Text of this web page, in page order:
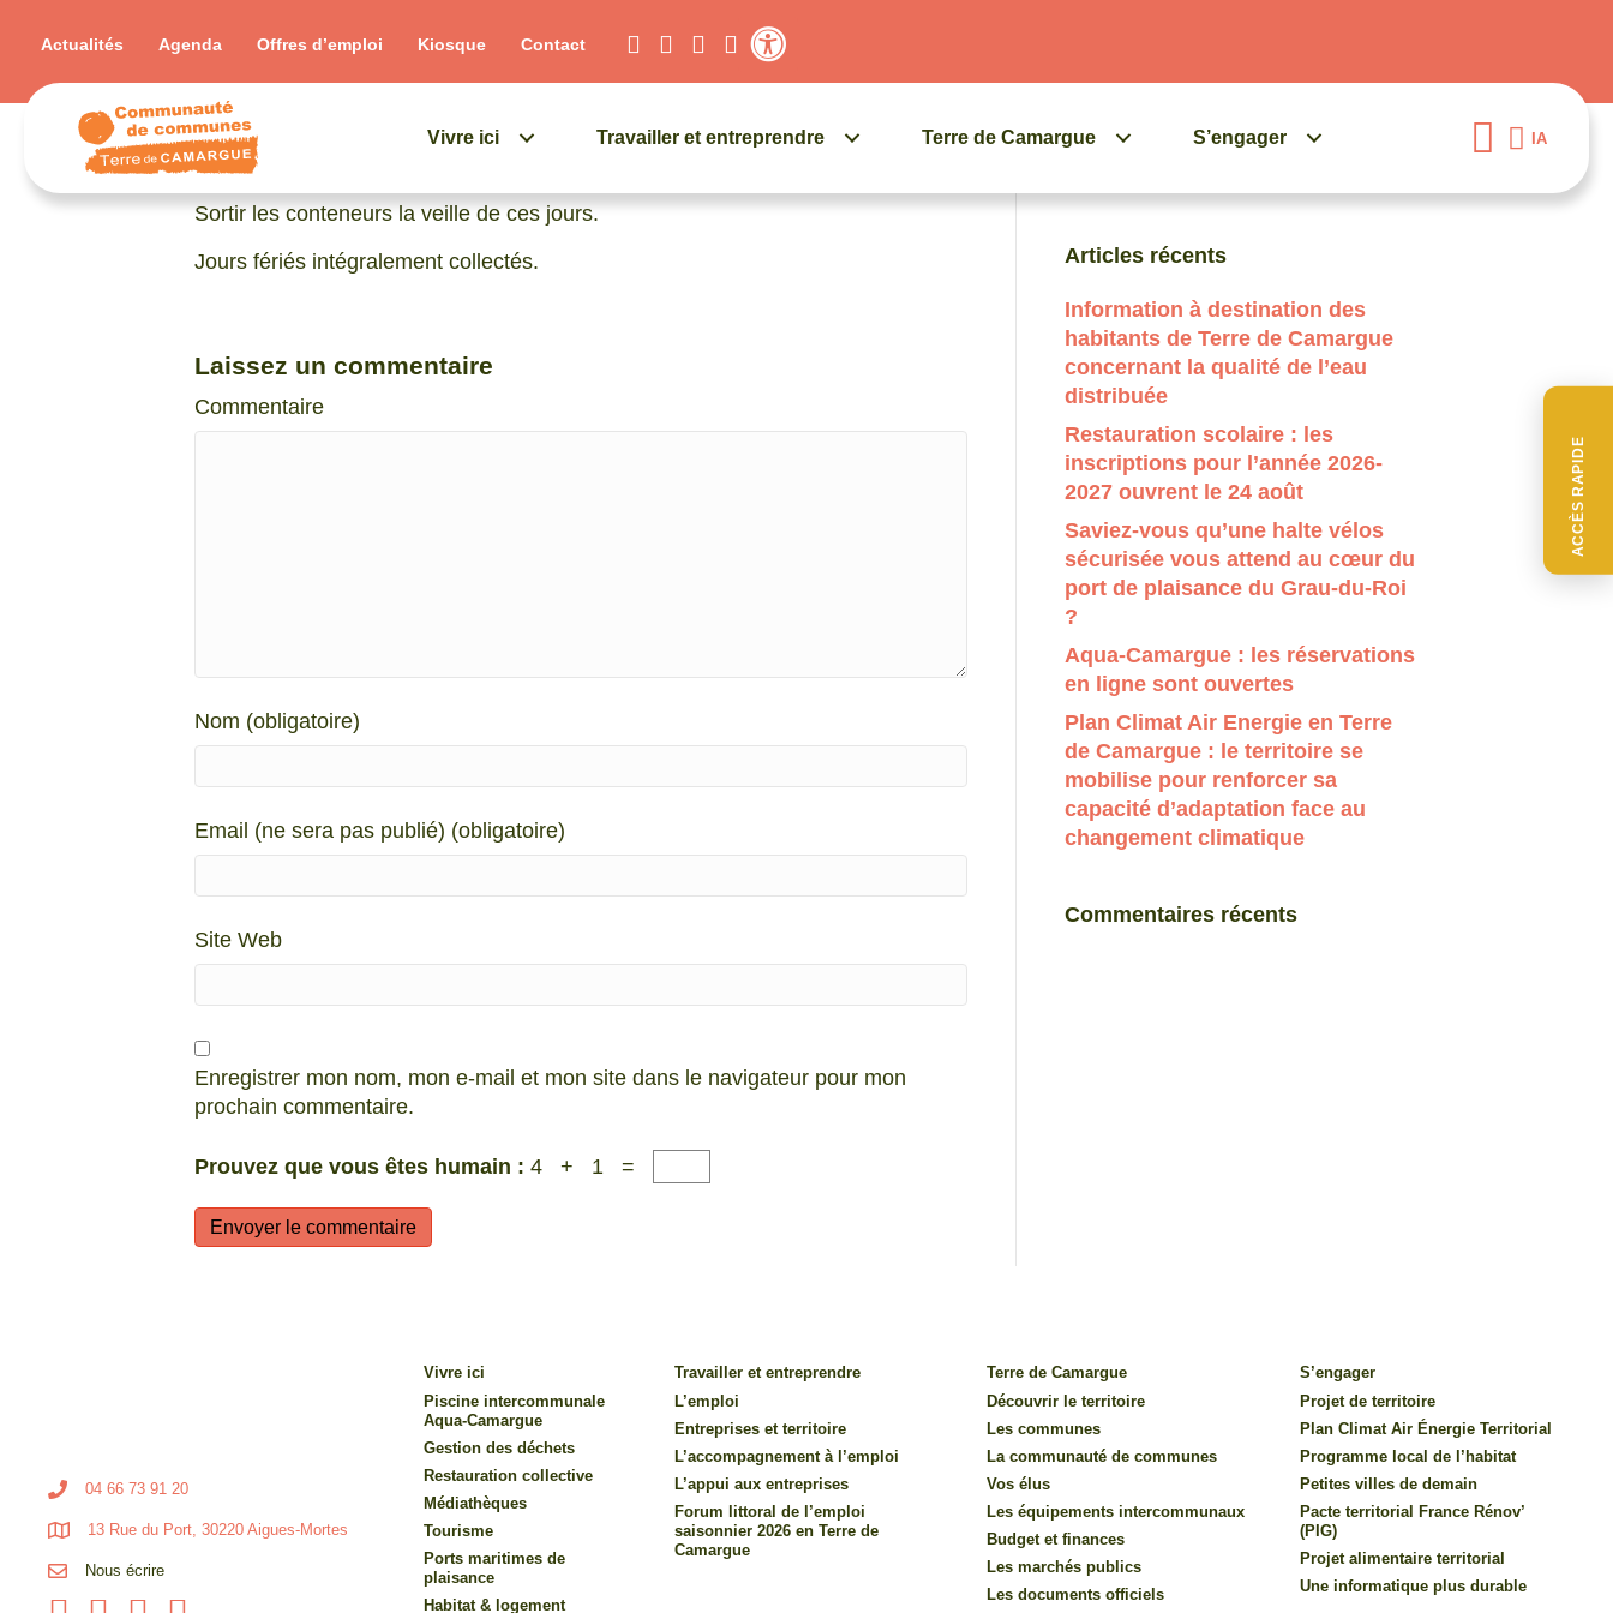
ACCÈS RAPIDE
Actualités Agenda Offres d’emploi Kiosque
Contact
Vivre ici Travailler et entreprendre Terre de Camargue S’engager IA
Collecte à partir de 4h du matin.
Sortir les conteneurs la veille de ces jours.
Jours fériés intégralement collectés.
Laissez un commentaire
Commentaire
Nom (obligatoire)
Email (ne sera pas publié) (obligatoire)
Site Web
Enregistrer mon nom, mon e-mail et mon site dans le navigateur pour mon
prochain commentaire.
Prouvez que vous êtes humain : 4 + 1 =
Quand les résultats de l'auto-complétion sont
Articles récents
Information à destination des
habitants de Terre de Camargue
concernant la qualité de l’eau
distribuée
Restauration scolaire : les
inscriptions pour l’année 2026-
2027 ouvrent le 24 août
Saviez-vous qu’une halte vélos
sécurisée vous attend au cœur du
port de plaisance du Grau-du-Roi
?
Aqua-Camargue : les réservations
en ligne sont ouvertes
Plan Climat Air Energie en Terre
de Camargue : le territoire se
mobilise pour renforcer sa
capacité d’adaptation face au
changement climatique
Commentaires récents
04 66 73 91 20
13 Rue du Port, 30220 Aigues-Mortes
Nous écrire
Vivre ici
Piscine intercommunale
Aqua-Camargue
Gestion des déchets
Restauration collective
Médiathèques
Tourisme
Ports maritimes de
plaisance
Habitat & logement
Travailler et entreprendre
L’emploi
Entreprises et territoire
L’accompagnement à l’emploi
L’appui aux entreprises
Forum littoral de l’emploi
saisonnier 2026 en Terre de
Camargue
Terre de Camargue
Découvrir le territoire
Les communes
La communauté de communes
Vos élus
Les équipements intercommunaux
Budget et finances
Les marchés publics
Les documents officiels
S’engager
Projet de territoire
Plan Climat Air Énergie Territorial
Programme local de l’habitat
Petites villes de demain
Pacte territorial France Rénov’
(PIG)
Projet alimentaire territorial
Une informatique plus durable